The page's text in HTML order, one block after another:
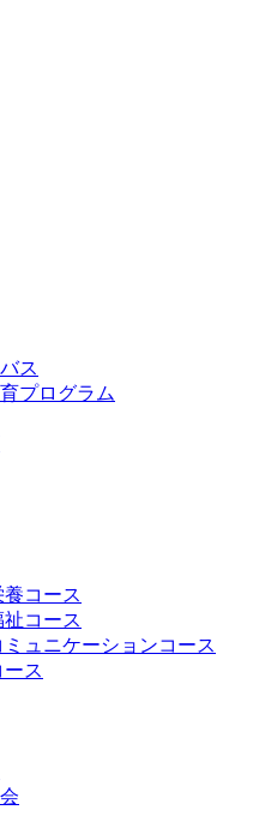
ス
プログラム
コース
コース
ュニケーションコース
ス